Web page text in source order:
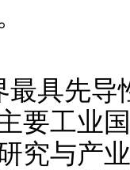
具先
要工业
究与产